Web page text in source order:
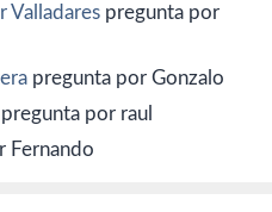
Valladares pregunta por
pregunta por Gonzalo
pregunta por raul
Fernando